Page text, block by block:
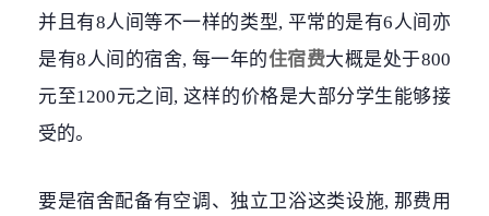
并且有8人间等不一样的类型, 平常的是有6人间亦
是有8人间的宿舍, 每一年的住宿费大概是处于800
元至1200元之间, 这样的价格是大部分学生能够接
受的。
要是宿舍配备有空调、独立卫浴这类设施, 那费用